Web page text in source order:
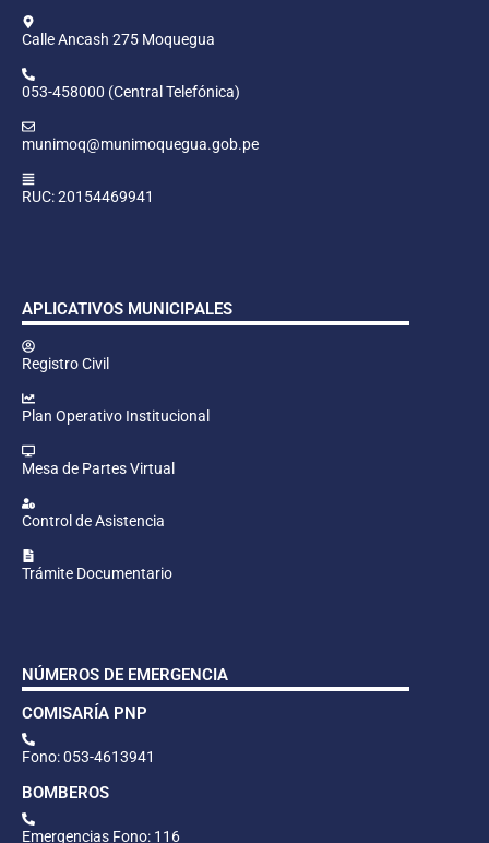
Calle Ancash 275 Moquegua
053-458000 (Central Telefónica)
munimoq@munimoquegua.gob.pe
RUC: 20154469941
APLICATIVOS MUNICIPALES
Registro Civil
Plan Operativo Institucional
Mesa de Partes Virtual
Control de Asistencia
Trámite Documentario
NÚMEROS DE EMERGENCIA
COMISARÍA PNP
Fono: 053-4613941
BOMBEROS
Emergencias Fono: 116